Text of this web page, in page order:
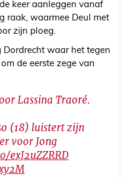
keer aanleggen vanaf
raak, waarmee Deul met
zijn ploeg.
Dordrecht waar het tegen
de eerste zege van
Lassina Traoré.
(18) luistert zijn
voor Jong
exJ2uZZRRD